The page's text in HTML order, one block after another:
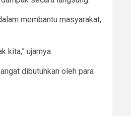
membantu masyarakat,
kita,” ujarnya.
dibutuhkan oleh para